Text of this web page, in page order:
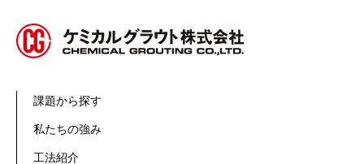
課題から探す
私たちの強み
工法紹介